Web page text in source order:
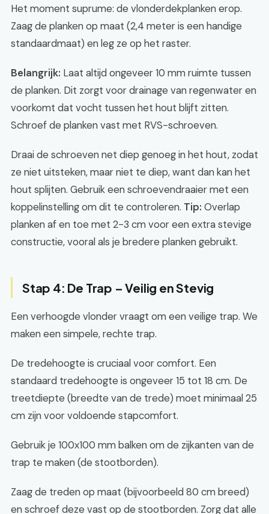
Het moment suprume: de vlonderdekplanken erop.
Zaag de planken op maat (2,4 meter is een handige
standaardmaat) en leg ze op het raster.
Belangrijk: Laat altijd ongeveer 10 mm ruimte tussen
de planken. Dit zorgt voor drainage van regenwater en
voorkomt dat vocht tussen het hout blijft zitten.
Schroef de planken vast met RVS-schroeven.
Draai de schroeven net diep genoeg in het hout, zodat
ze niet uitsteken, maar niet te diep, want dan kan het
hout splijten. Gebruik een schroevendraaier met een
koppelinstelling om dit te controleren. Tip: Overlap
planken af en toe met 2-3 cm voor een extra stevige
constructie, vooral als je bredere planken gebruikt.
Stap 4: De Trap – Veilig en Stevig
Een verhoogde vlonder vraagt om een veilige trap. We
maken een simpele, rechte trap.
De tredehoogte is cruciaal voor comfort. Een
standaard tredehoogte is ongeveer 15 tot 18 cm. De
treetdiepte (breedte van de trede) moet minimaal 25
cm zijn voor voldoende stapcomfort.
Gebruik je 100x100 mm balken om de zijkanten van de
trap te maken (de stootborden).
Zaag de treden op maat (bijvoorbeeld 80 cm breed)
en schroef deze vast op de stootborden. Zorg dat alle